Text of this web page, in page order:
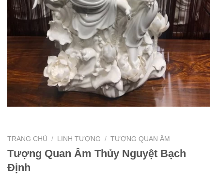
TRANG CHỦ / LINH TƯỢNG / TƯỢNG QUAN ÂM
Tượng Quan Âm Thủy Nguyệt Bạch
Định